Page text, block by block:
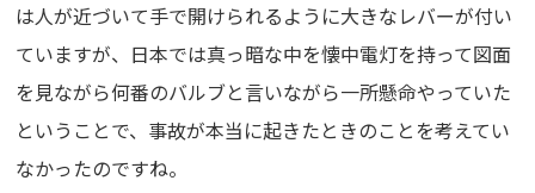
は人が近づいて手で開けられるように大きなレバーが付い
ていますが、日本では真っ暗な中を懐中電灯を持って図面
を見ながら何番のバルブと言いながら一所懸命やっていた
ということで、事故が本当に起きたときのことを考えてい
なかったのですね。